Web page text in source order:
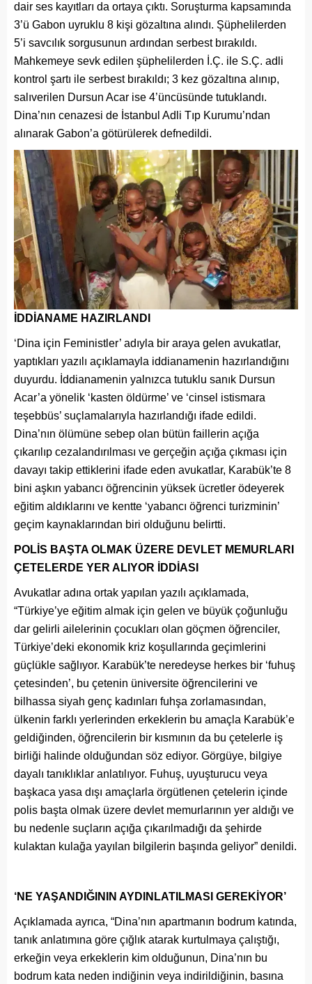
dair ses kayıtları da ortaya çıktı. Soruşturma kapsamında
3’ü Gabon uyruklu 8 kişi gözaltına alındı. Şüphelilerden
5’i savcılık sorgusunun ardından serbest bırakıldı.
Mahkemeye sevk edilen şüphelilerden İ.Ç. ile S.Ç. adli
kontrol şartı ile serbest bırakıldı; 3 kez gözaltına alınıp,
salıverilen Dursun Acar ise 4’üncüsünde tutuklandı.
Dina’nın cenazesi de İstanbul Adli Tıp Kurumu’ndan
alınarak Gabon’a götürülerek defnedildi.
İDDİANAME HAZIRLANDI
‘Dina için Feministler’ adıyla bir araya gelen avukatlar,
yaptıkları yazılı açıklamayla iddianamenin hazırlandığını
duyurdu. İddianamenin yalnızca tutuklu sanık Dursun
Acar’a yönelik ‘kasten öldürme’ ve ‘cinsel istismara
teşebbüs’ suçlamalarıyla hazırlandığı ifade edildi.
Dina’nın ölümüne sebep olan bütün faillerin açığa
çıkarılıp cezalandırılması ve gerçeğin açığa çıkması için
davayı takip ettiklerini ifade eden avukatlar, Karabük’te 8
bini aşkın yabancı öğrencinin yüksek ücretler ödeyerek
eğitim aldıklarını ve kentte ‘yabancı öğrenci turizminin’
geçim kaynaklarından biri olduğunu belirtti.
POLİS BAŞTA OLMAK ÜZERE DEVLET MEMURLARI
ÇETELERDE YER ALIYOR İDDİASI
Avukatlar adına ortak yapılan yazılı açıklamada,
“Türkiye’ye eğitim almak için gelen ve büyük çoğunluğu
dar gelirli ailelerinin çocukları olan göçmen öğrenciler,
Türkiye’deki ekonomik kriz koşullarında geçimlerini
güçlükle sağlıyor. Karabük’te neredeyse herkes bir ‘fuhuş
çetesinden’, bu çetenin üniversite öğrencilerini ve
bilhassa siyah genç kadınları fuhşa zorlamasından,
ülkenin farklı yerlerinden erkeklerin bu amaçla Karabük’e
geldiğinden, öğrencilerin bir kısmının da bu çetelerle iş
birliği halinde olduğundan söz ediyor. Görgüye, bilgiye
dayalı tanıklıklar anlatılıyor. Fuhuş, uyuşturucu veya
başkaca yasa dışı amaçlarla örgütlenen çetelerin içinde
polis başta olmak üzere devlet memurlarının yer aldığı ve
bu nedenle suçların açığa çıkarılmadığı da şehirde
kulaktan kulağa yayılan bilgilerin başında geliyor” denildi.
‘NE YAŞANDIĞININ AYDINLATILMASI GEREKİYOR’
Açıklamada ayrıca, “Dina’nın apartmanın bodrum katında,
tanık anlatımına göre çığlık atarak kurtulmaya çalıştığı,
erkeğin veya erkeklerin kim olduğunun, Dina’nın bu
bodrum kata neden indiğinin veya indirildiğinin, basına